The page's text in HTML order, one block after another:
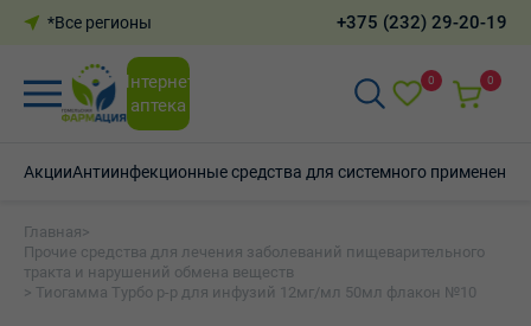
*Все регионы +375 (232) 29-20-19
Интернет-
аптека
0 0
АкцииАнтиинфекционные средства для системного применения
Главная >
Прочие средства для лечения заболеваний пищеварительного
тракта и нарушений обмена веществ
> Тиогамма Турбо р-р для инфузий 12мг/мл 50мл флакон №10